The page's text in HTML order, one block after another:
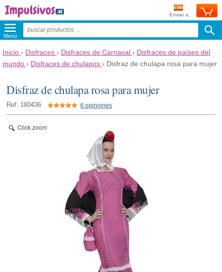
Enviar a:
Menú
Inicio › Disfraces › Disfraces de Carnaval › Disfraces de países del
mundo › Disfraces de chulapos › Disfraz de chulapa rosa para mujer
Disfraz de chulapa rosa para mujer
Ref: 180436 6 opiniones
Click zoom